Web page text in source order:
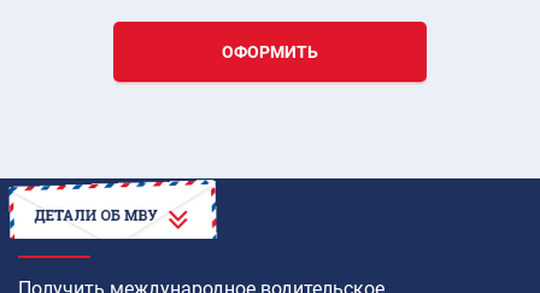
ОФОРМИТЬ
КАК